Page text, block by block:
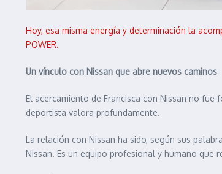
Hoy, esa misma energía y determinación la
POWER.
Un vínculo con Nissan que abre nuevos caminos
El acercamiento de Francisca con Nissan no
deportista valora profundamente.
La relación con Nissan ha sido, según sus
Nissan. Es un equipo profesional y humano que